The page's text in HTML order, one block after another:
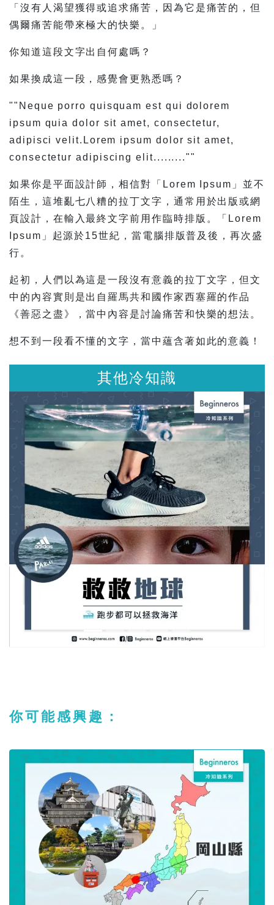
「沒有人渴望獲得或追求痛苦，因為它是痛苦的，但
偶爾痛苦能帶來極大的快樂。」
你知道這段文字出自何處嗎？
如果換成這一段，感覺會更熟悉嗎？
""Neque porro quisquam est qui dolorem
ipsum quia dolor sit amet, consectetur,
adipisci velit.Lorem ipsum dolor sit amet,
consectetur adipiscing elit.........""
如果你是平面設計師，相信對「Lorem Ipsum」並不
陌生，這堆亂七八糟的拉丁文字，通常用於出版或網
頁設計，在輸入最終文字前用作臨時排版。「Lorem
Ipsum」起源於15世紀，當電腦排版普及後，再次盛
行。
起初，人們以為這是一段沒有意義的拉丁文字，但文
中的內容實則是出自羅馬共和國作家西塞羅的作品
《善惡之盡》，當中內容是討論痛苦和快樂的想法。
想不到一段看不懂的文字，當中蘊含著如此的意義！
其他冷知識
你可能感興趣：